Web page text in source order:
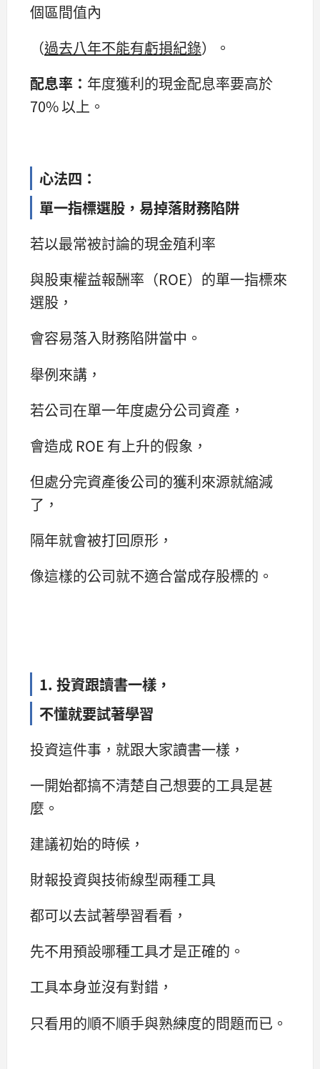
個區間值內
（過去八年不能有虧損紀錄）。
配息率： 年度獲利的現金配息率要高於
70% 以上。
心法四：
單一指標選股，易掉落財務陷阱
若以最常被討論的現金殖利率
與股東權益報酬率（ROE）的單一指標來
選股，
會容易落入財務陷阱當中。
舉例來講，
若公司在單一年度處分公司資產，
會造成 ROE 有上升的假象，
但處分完資產後公司的獲利來源就縮減
了，
隔年就會被打回原形，
像這樣的公司就不適合當成存股標的。
1. 投資跟讀書一樣，
不懂就要試著學習
投資這件事，就跟大家讀書一樣，
一開始都搞不清楚自己想要的工具是甚
麼。
建議初始的時候，
財報投資與技術線型兩種工具
都可以去試著學習看看，
先不用預設哪種工具才是正確的。
工具本身並沒有對錯，
只看用的順不順手與熟練度的問題而已。